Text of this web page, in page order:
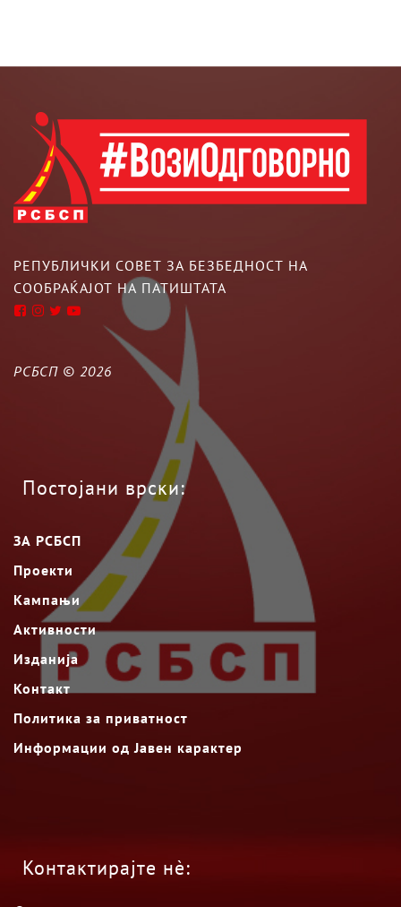
РЕПУБЛИЧКИ СОВЕТ ЗА БЕЗБЕДНОСТ НА
СООБРАЌАЈОТ НА ПАТИШТАТА
РСБСП © 2026
Постојани врски:
ЗА РСБСП
Проекти
Кампањи
Активности
Изданија
Контакт
Политика за приватност
Информации од Јавен карактер
Контактирајте нè: